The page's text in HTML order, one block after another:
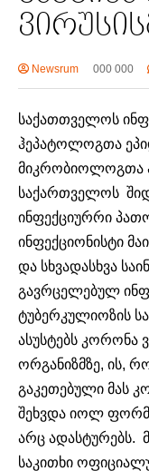
Newsrum 000 000
საქათთველოს
ჰეპატოლოგთა
მიკრობიოლოგთა
საქართველოს
ინფექციურრი
ინფექციონისტი
და სხვადასხვა
გავრცელებულ
ტუბერკულიოზის
ასუსტებს კორონა
ორგანიზმზე, ის,
გაკეთებული მას
შეხვდა იოლ
არც ადასტურებს.
საკითხი